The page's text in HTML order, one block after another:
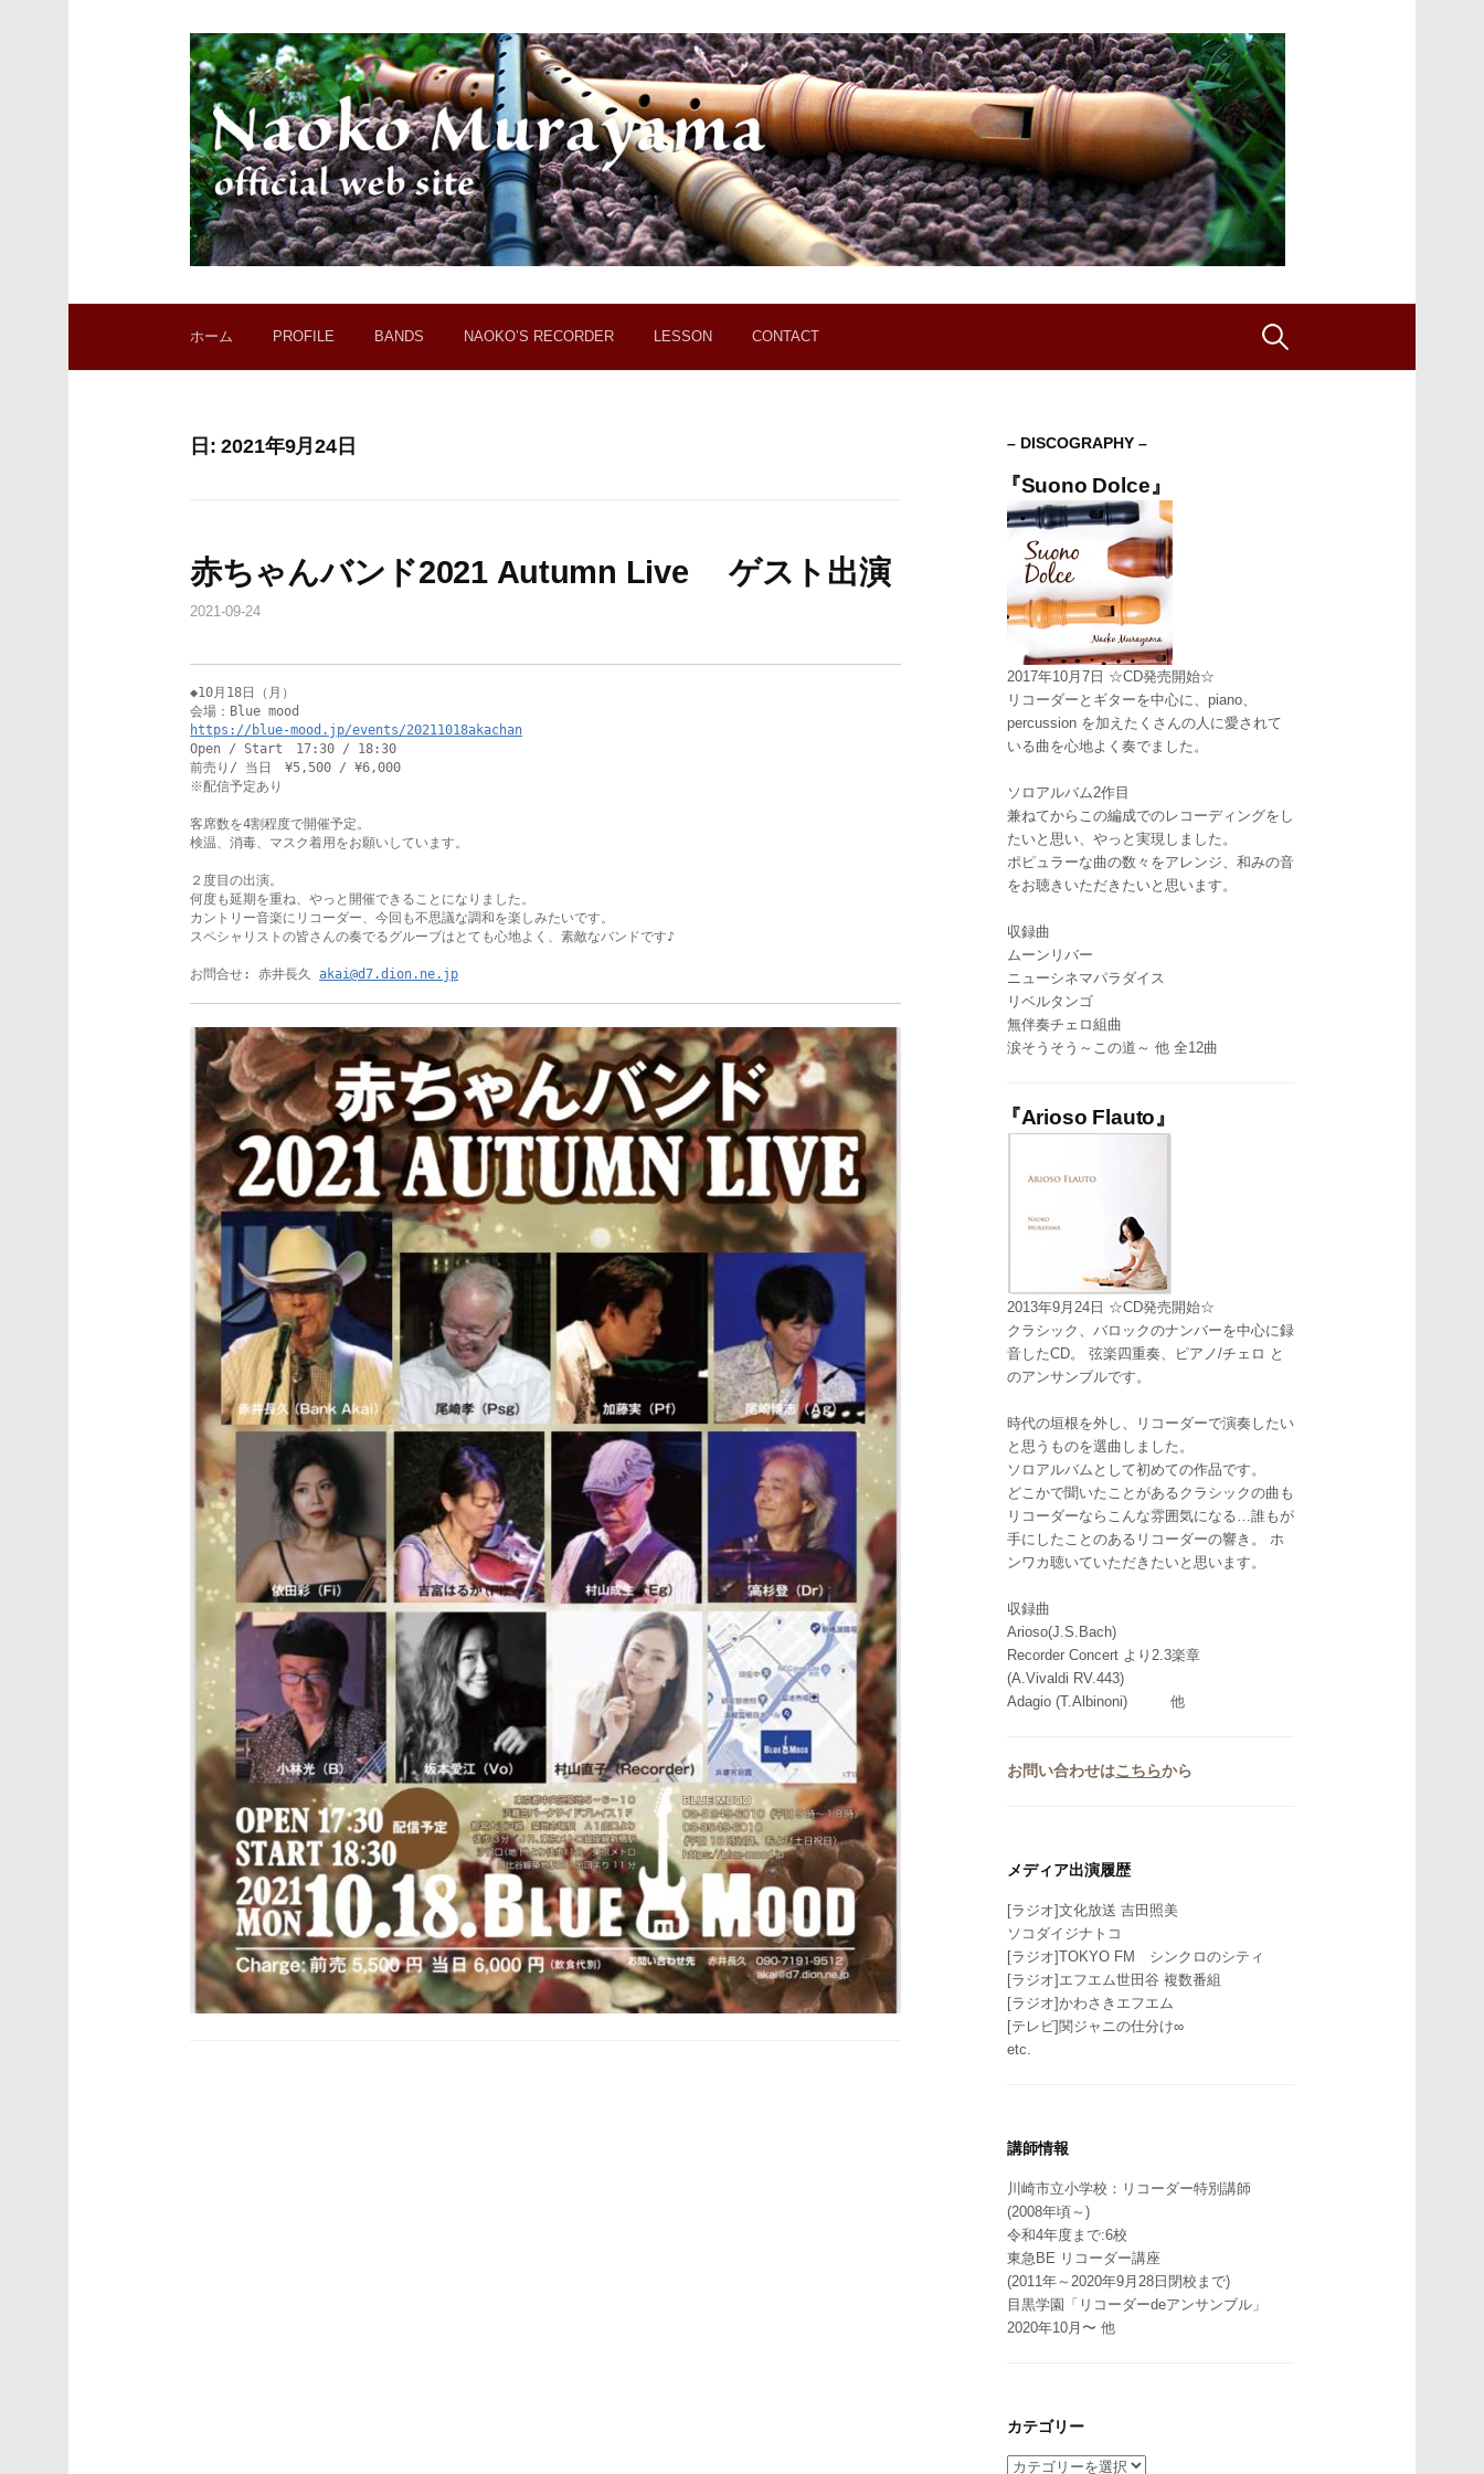
ホーム PROFILE BANDS NAOKO’S RECORDER LESSON CONTACT 検
日:2021年9月24日
赤ちゃんバンド2021 Autumn Live ゲスト出演
2021-09-24
◆10月18日（月）
https://blue-mood.jp/events/20211018akachan
Open / Start　17:30 / 18:30
前売り/ 当日　¥5,500 / ¥6,000
※配信予定あり
客席数を4割程度で開催予定。
検温、消毒、マスク着用をお願いしています。
２度目の出演。
何度も延期を重ね、やっと開催できることになりました。
カントリー音楽にリコーダー、今回も不思議な調和を楽しみたいです。
スペシャリストの皆さんの奏でるグルーブはとても心地よく、素敵なバンドです♪
お問合せ: 赤井長久 akai@d7.dion.ne.jp
– DISCOGRAPHY –
『Suono Dolce』
2017年10月7日 ☆CD発売開始☆
リコーダーとギターを中心に、piano、
percussion を加えたくさんの人に愛されて
いる曲を心地よく奏でました。
ソロアルバム2作目
兼ねてからこの編成でのレコーディングをし
たいと思い、やっと実現しました。
ポピュラーな曲の数々をアレンジ、和みの音
をお聴きいただきたいと思います。
収録曲
ムーンリバー
ニューシネマパラダイス
リベルタンゴ
無伴奏チェロ組曲
涙そうそう～この道～ 他 全12曲
『Arioso Flauto』
2013年9月24日 ☆CD発売開始☆
クラシック、バロックのナンバーを中心に録
音したCD。 弦楽四重奏、ピアノ/チェロ と
のアンサンブルです。
時代の垣根を外し、リコーダーで演奏したい
と思うものを選曲しました。
ソロアルバムとして初めての作品です。
どこかで聞いたことがあるクラシックの曲も
リコーダーならこんな雰囲気になる…誰もが
手にしたことのあるリコーダーの響き。 ホ
ンワカ聴いていただきたいと思います。
収録曲
Arioso(J.S.Bach)
Recorder Concert より2.3楽章
(A.Vivaldi RV.443)
Adagio (T.Albinoni) 他
お問い合わせはこちらから
メディア出演履歴
[ラジオ]文化放送 吉田照美
ソコダイジナトコ
[ラジオ]TOKYO FM シンクロのシティ
[ラジオ]エフエム世田谷 複数番組
[ラジオ]かわさきエフエム
[テレビ]関ジャニの仕分け∞
etc.
講師情報
川崎市立小学校：リコーダー特別講師
(2008年頃～)
令和4年度まで:6校
東急BE リコーダー講座
(2011年～2020年9月28日閉校まで)
目黒学園「リコーダーdeアンサンブル」
2020年10月〜 他
カテゴリー
カ